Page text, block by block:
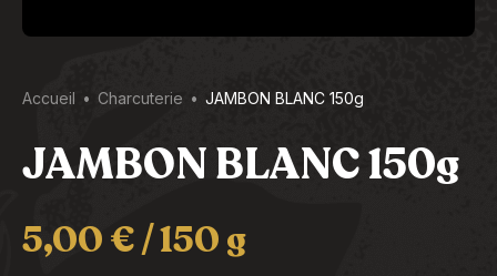
Accueil Charcuterie JAMBON BLANC 150g
JAMBON BLANC 150g
5,00€/ 150 g